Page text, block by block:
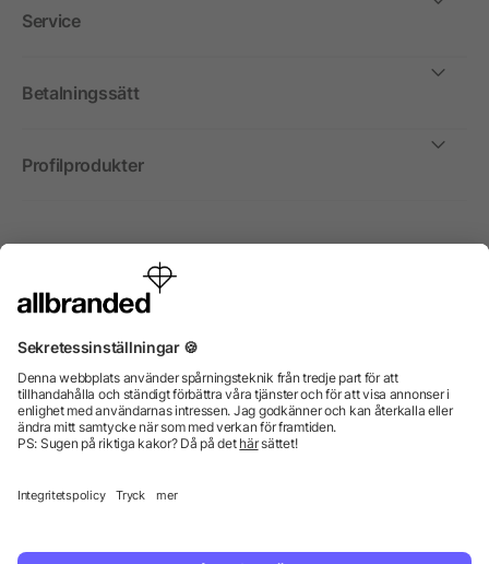
Service
Betalningssätt
Profilprodukter
Internationellt
enbart till företag, institutioner, föreningar och
© 2026 allbranded GmbH.